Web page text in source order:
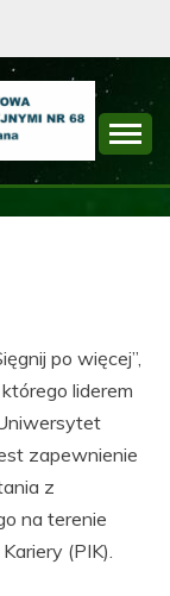
Z
po więcej”,
liderem
zapewnienie
z
na terenie
(PIK).